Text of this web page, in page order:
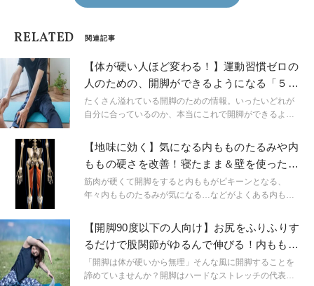
RELATED 関連記事
【体が硬い人ほど変わる！】運動習慣ゼロの
人のための、開脚ができるようになる「５分
ストレッチ」
たくさん溢れている開脚のための情報。いったいどれが
自分に合っているのか、本当にこれで開脚ができるよう
は、運動習慣がない、長続きしないという人のための
「５分でできる開脚ストレッチ」を考案。ぜひトライし
てみてください！
【地味に効く】気になる内もものたるみや内
ももの硬さを改善！寝たまま＆壁を使った内
転筋トレーニング
筋肉が硬くて開脚をすると内ももがピキーンとなる、
年々内もものたるみが気になる…などがよくある内もも
ングで無理なく少しずつ内ももを伸ばして、鍛えていき
ましょう！
【開脚90度以下の人向け】お尻をふりふりす
るだけで股関節がゆるんで伸びる！内ももス
トレッチ
「開脚は体が硬いから無理」そんな風に開脚することを
諦めていませんか？開脚はハードなストレッチの代表と